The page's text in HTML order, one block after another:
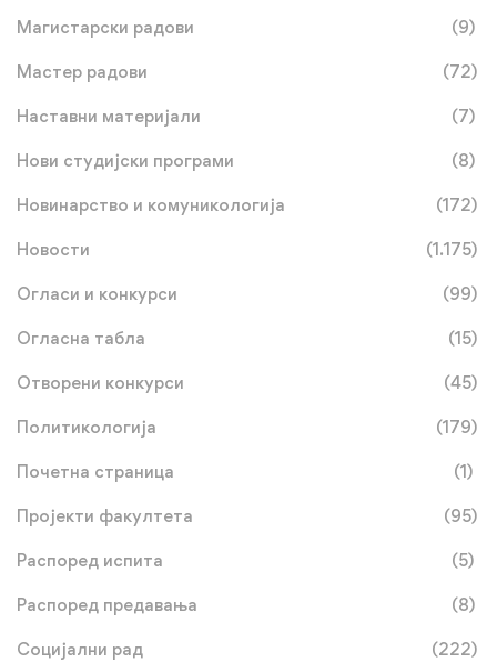
Магистарски радови (9)
Мастер радови (72)
Наставни материјали (7)
Нови студијски програми (8)
Новинарство и комуникологија (172)
Новости (1.175)
Огласи и конкурси (99)
Огласна табла (15)
Отворени конкурси (45)
Политикологија (179)
Почетна страница (1)
Пројекти факултета (95)
Распоред испита (5)
Распоред предавања (8)
Социјални рад (222)